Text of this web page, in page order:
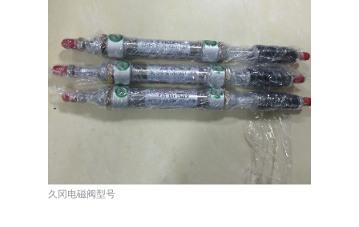
久冈电磁阀型号